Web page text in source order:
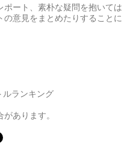
ート、素朴な疑問を抱いては
の意見をまとめたりすることに
ルランキング
あります。